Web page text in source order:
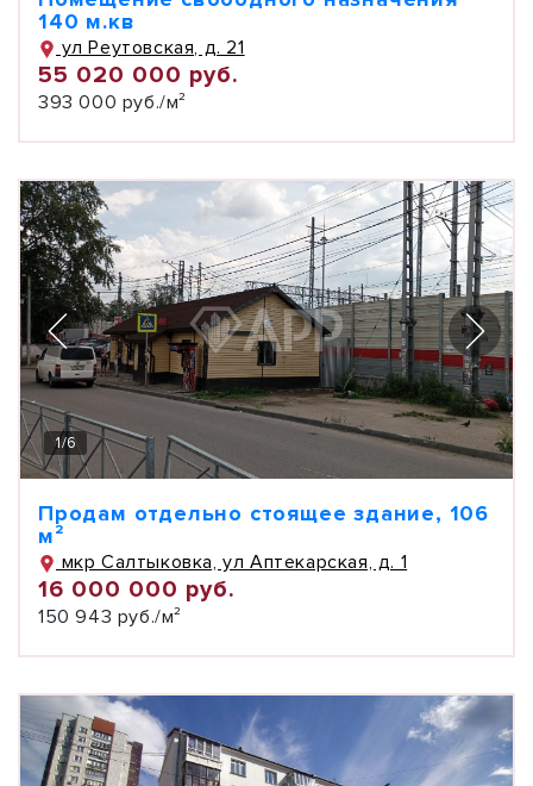
140 м.кв
ул Реутовская, д. 21
55 020 000 руб.
393 000 руб./м²
1/6
Продам отдельно стоящее здание, 106
м²
мкр Салтыковка, ул Аптекарская, д. 1
16 000 000 руб.
150 943 руб./м²